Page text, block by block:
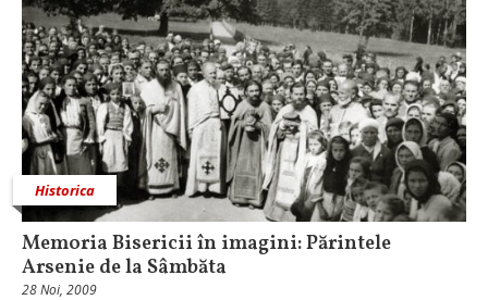
Historica
Memoria Bisericii în imagini: Părintele
Arsenie de la Sâmbăta
28 Noi, 2009